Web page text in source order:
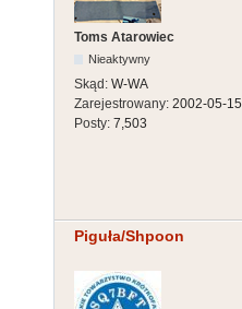
Toms Atarowiec
Nieaktywny
Skąd: W-WA
Zarejestrowany: 2002-05-15
Posty: 7,503
Piguła/Shpoon